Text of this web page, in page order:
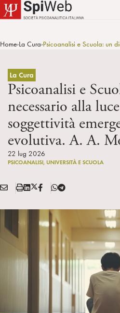
Home>La Cura>Psicoanalisi e Scuola: un
La Cura
Psicoanalisi e
necessario alla
soggettività
evolutiva. A. A.
22 lug 2026
PSICOANALISI, UNIVERSITÀ E SCUOLA
Condividi:
E
A
S
a
m
L
n
k
i
X
T
F
T
l
e
r
a